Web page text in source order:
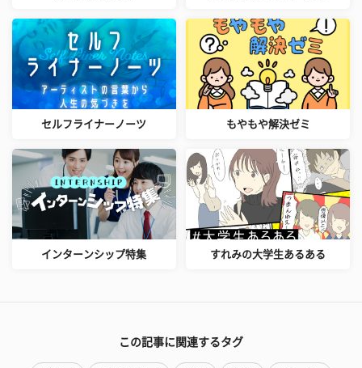
セルフライナーノーツ もやもや解決ゼミ
インターンシップ特集 すれみの大学生あるある
この記事に関連するタグ